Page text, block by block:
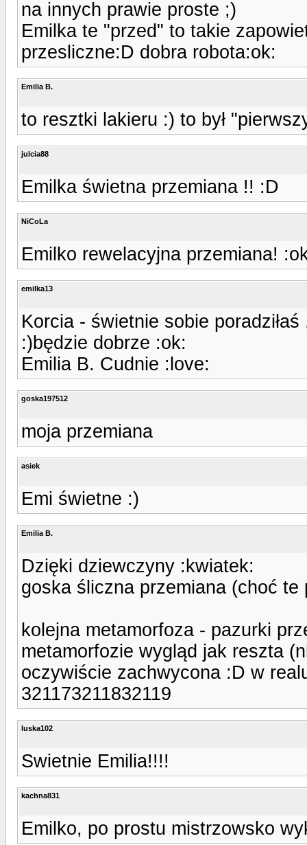
na innych prawie proste ;)
Emilka te "przed" to takie
przesliczne:D dobra robota:ok:
Emilia B.
to resztki lakieru :) to był
julcia88
Emilka świetna przemiana !! :D
NiCoLa
Emilko rewelacyjna przemiana!
emilka13
Korcia - świetnie sobie
:)będzie dobrze :ok:
Emilia B. Cudnie :love:
goska197512
moja przemiana
asiek
Emi świetne :)
Emilia B.
Dzięki dziewczyny :kwiatek:
goska śliczna przemiana (choć te
kolejna metamorfoza - pazurki
metamorfozie wygląd jak reszta
oczywiście zachwycona :D w
321173211832119
luska102
Swietnie Emilia!!!!
kachna831
Emilko, po prostu mistrzowsko